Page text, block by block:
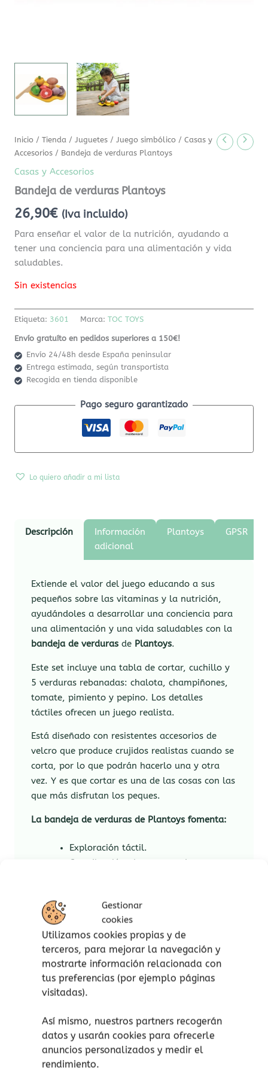
Gestionar
cookies
Utilizamos cookies propias y de
terceros, para mejorar la navegación y
mostrarte información relacionada con
tus preferencias (por ejemplo páginas
visitadas).
Así mismo, nuestros partners recogerán
datos y usarán cookies para ofrecerle
anuncios personalizados y medir el
rendimiento.
Inicio /Tienda /Juguetes /Juego simbólico /Casas y
Accesorios / Bandeja de verduras Plantoys
Casas y Accesorios
Bandeja de verduras Plantoys
26,90€ (Iva incluido)
Para enseñar el valor de la nutrición, ayudando a
tener una conciencia para una alimentación y vida
saludables.
Sin existencias
Etiqueta: 3601 Marca:TOC TOYS
Envío gratuíto en pedidos superiores a 150€!
Envío 24/48h desde España peninsular
Entrega estimada, según transportista
Recogida en tienda disponible
Pago seguro garantizado
Lo quiero añadir a mi lista
Descripción
Información
adicional
Plantoys GPSR
Extiende el valor del juego educando a sus
pequeños sobre las vitaminas y la nutrición,
ayudándoles a desarrollar una conciencia para
una alimentación y una vida saludables con la
bandeja de verduras de Plantoys.
Este set incluye una tabla de cortar, cuchillo y
5 verduras rebanadas: chalota, champiñones,
tomate, pimiento y pepino. Los detalles
táctiles ofrecen un juego realista.
Está diseñado con resistentes accesorios de
velcro que produce crujidos realistas cuando se
corta, por lo que podrán hacerlo una y otra
vez. Y es que cortar es una de las cosas con las
que más disfrutan los peques.
La bandeja de verduras de Plantoys fomenta:
Exploración táctil.
Coordinación ojo-mano y destreza
de vocabulario.
Desarrollo cognitivo y emocional.
Conciencia matemática temprana
(racionamiento, suma, resta).
Integración social y juego
colaborativo.
¡atención!No apto para niños menores de 18
meses, peligro de asfixia por piezas pequeñas.
Aviso de seguridad: